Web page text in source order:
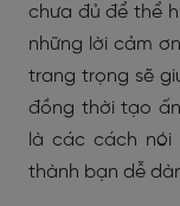
chưa đủ để thể
những lời cảm
trang trọng sẽ
đồng thời tạo
là các cách nói
thành bạn dễ